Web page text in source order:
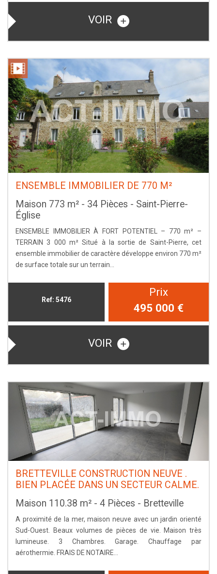
VOIR
ENSEMBLE IMMOBILIER DE 770 M²
Maison 773 m² - 34 Pièces - Saint-Pierre-
Église
ENSEMBLE IMMOBILIER À FORT POTENTIEL – 770 m² –
TERRAIN 3 000 m² Situé à la sortie de Saint-Pierre, cet
ensemble immobilier de caractère développe environ 770 m²
de surface totale sur un terrain...
Ref: 5476
Prix
495 000 €
VOIR
BRETTEVILLE CONSTRUCTION NEUVE .
BIEN PLACÉE DANS UN SECTEUR CALME.
Maison 110.38 m² - 4 Pièces - Bretteville
A proximité de la mer, maison neuve avec un jardin orienté
Sud-Ouest. Beaux volumes de pièces de vie. Maison très
lumineuse. 3 Chambres. Garage. Chauffage par
aérothermie. FRAIS DE NOTAIRE...